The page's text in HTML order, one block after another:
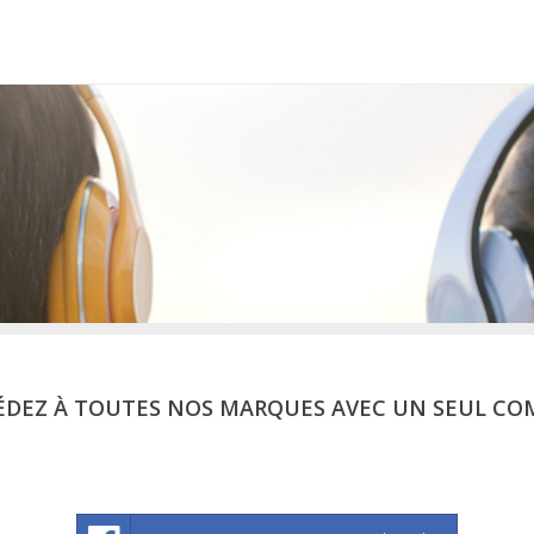
À TOUTES NOS MARQUES AVEC UN SEUL